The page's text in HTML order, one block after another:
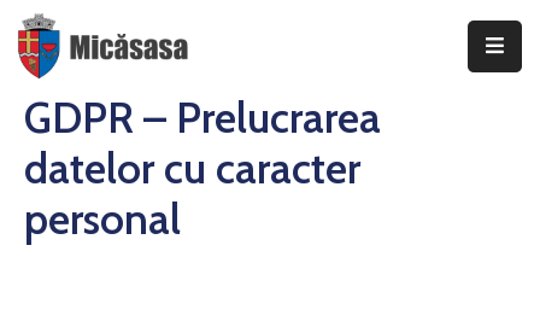
DESPRE
INFORMAȚII
DE
INTERES
PUBLIC
GDPR – Prelucrarea
datelor cu caracter
personal